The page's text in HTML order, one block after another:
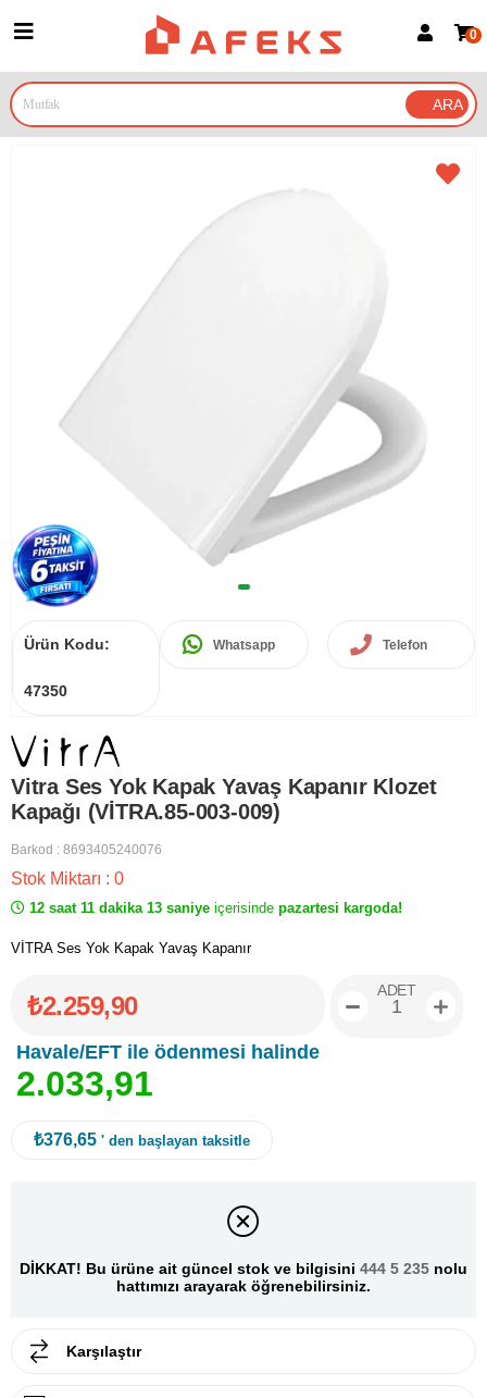
Google İle Bağlan
0
Ürün Kodu:
47350
Whatsapp Telefon
Vitra Ses Yok Kapak Yavaş Kapanır Klozet
Kapağı (VİTRA.85-003-009)
Barkod : 8693405240076
Stok Miktarı : 0
12 saat 11 dakika 13 saniye içerisinde pazartesi kargoda!
VİTRA Ses Yok Kapak Yavaş Kapanır
₺2.259,90
Havale/EFT ile ödenmesi halinde
2.033,91
ADET
₺376,65 ' den başlayan taksitle
DİKKAT! Bu ürüne ait güncel stok ve bilgisini 444 5 235 nolu
hattımızı arayarak öğrenebilirsiniz.
Karşılaştır